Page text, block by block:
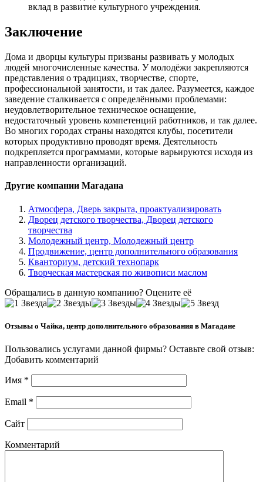
вклад в развитие культурного учреждения.
Заключение
Дома и дворцы культуры призваны развивать у молодых
людей многочисленные качества. У молодёжи закрепляются
представления о традициях, творчестве, спорте,
профессиональной занятости, и так далее. Разумеется, каждое
заведение сталкивается с определёнными проблемами:
неудовлетворительное техническое оснащение,
недостаточный уровень компетенций работников, и так далее.
Во многих городах страны находятся клубы, посетители
которых продуктивно проводят время. Деятельность
подкрепляется программами, которые варьируются исходя из
направленности организаций.
Другие компании Магадана
Атмосфера, Дверь закрыта, проактуализировать
Дворец детского творчества, Дворец детского
творчества
Молодежный центр, Молодежный центр
Продвижение, центр дополнительного образования
Кванториум, детский технопарк
Творческая мастерская по живописи маслом
Обращались в данную компанию? Оцените её
Отзывы о Чайка, центр дополнительного образования в Магадане
Пользовались услугами данной фирмы? Оставьте свой отзыв:
Добавить комментарий
Имя *
Email *
Сайт
Комментарий